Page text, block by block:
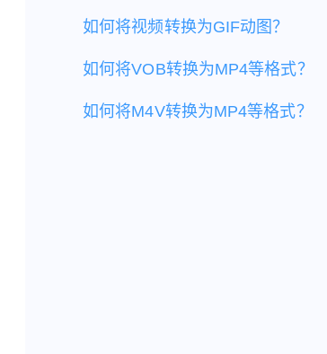
如何将视频转换为GIF动图？
如何将VOB转换为MP4等格式？
如何将M4V转换为MP4等格式？